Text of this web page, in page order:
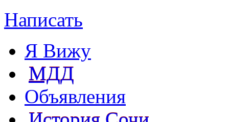
Написать
Я Вижу
МДД
Объявления